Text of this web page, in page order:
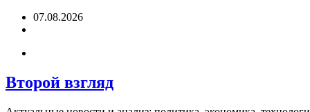
Перейти07.08.2026
Второй взгляд